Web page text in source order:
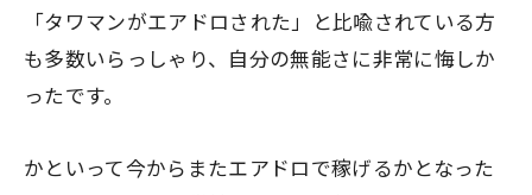
「タワマンがエアドロされた」と比喩されている方
も多数いらっしゃり、自分の無能さに非常に悔しか
ったです。
かといって今からまたエアドロで稼げるかとなった